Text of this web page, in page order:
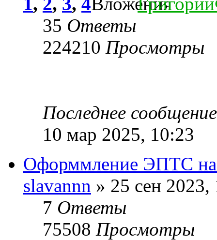
35 Ответы
224210 Просмотры
Последнее
10 мар 2025, 10:23
Оформмление ЭПТС на
slavannn » 25 сен 2023,
7 Ответы
75508 Просмотры